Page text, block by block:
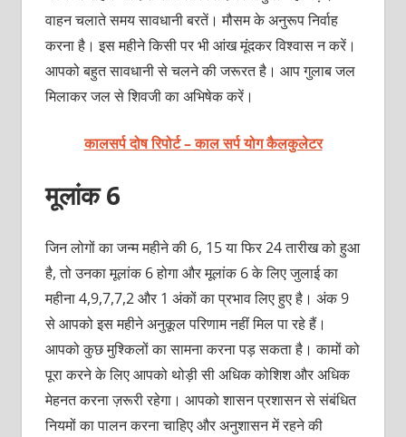
वाहन चलाते समय सावधानी बरतें। मौसम के अनुरूप निर्वाह
करना है। इस महीने किसी पर भी आंख मूंदकर विश्वास न करें।
आपको बहुत सावधानी से चलने की जरूरत है। आपगुलाब जल
मिलाकर जल से शिवजी का अभिषेक करें।
कालसर्प दोष रिपोर्ट – काल सर्प योग कैलकुलेटर
मूलांक 6
जिन लोगों का जन्‍म महीने की 6, 15 या फिर 24 तारीख को हुआ
है, तो उनका मूलांक 6 होगा और मूलांक 6 के लिए जुलाई का
महीना 4,9,7,7,2 और 1 अंकों का प्रभाव लिए हुए है। अंक 9
से आपको इस महीने अनुकूल परिणाम नहीं मिल पा रहे हैं।
आपको कुछ मुश्किलों का सामना करना पड़ सकता है। कामों को
पूरा करने के लिए आपको थोड़ी सी अधिक कोशिश और अधिक
मेहनत करना ज़रूरी रहेगा। आपको शासन प्रशासन से संबंधित
नियमों का पालन करना चाहिए और अनुशासन में रहने की